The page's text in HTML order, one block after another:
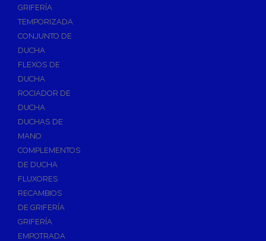
Baterias y Contadores
Bombas
Bombas Sumergibles
Bombas de Drenaje y Residual
Bombas de Superficies Horizontal y Vertical
Desagües
Válvulas de Desagüe
Válvulas para Platos de Ducha y Bañeras
Sifones
Sumideros y Botes Sifónicos
Accesorios para Desagüe
Flotadores y Boyas
GRIFERÍA
TEMPORIZADA
CONJUNTO DE
DUCHA
FLEXOS DE
DUCHA
ROCIADOR DE
DUCHA
DUCHAS DE
MANO
COMPLEMENTOS
DE DUCHA
FLUXORES
RECAMBIOS
DE GRIFERÍA
GRIFERÍA
EMPOTRADA